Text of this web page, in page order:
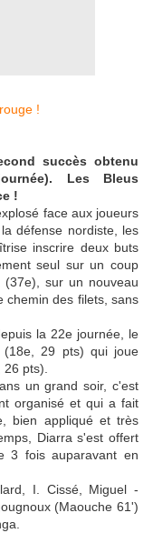
succès obtenu
Les Bleus
!
face aux joueurs
défense nordiste, les
inscrire deux buts
seul sur un coup
sur un nouveau
chemin des filets, sans
la 22e journée, le
(18e, 29 pts) qui joue
pts).
un grand soir, c'est
organisé et qui a fait
bien appliqué et très
Diarra s'est offert
3 fois auparavant en
I. Cissé, Miguel -
(Maouche 61')